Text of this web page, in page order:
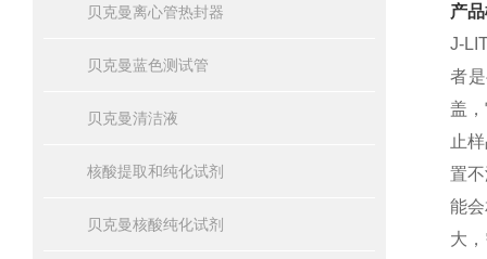
贝克曼离心管热封器
贝克曼蓝色测试管
贝克曼清洁液
核酸提取和纯化试剂
贝克曼核酸纯化试剂
产
J-
者
盖
止
置
能
大